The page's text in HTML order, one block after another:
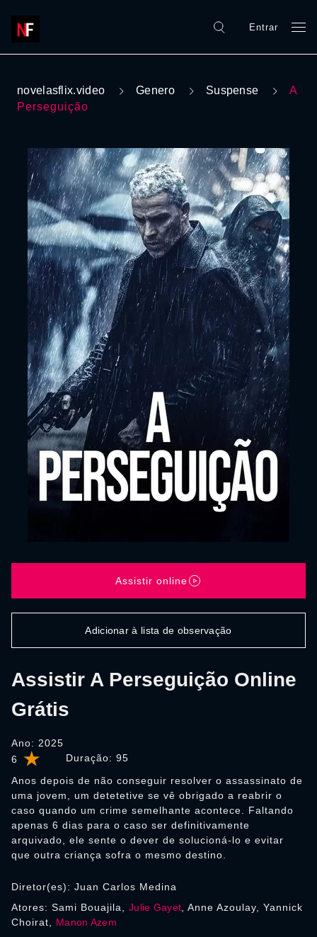
Entrar
novelasflix.video Genero Suspense
A
Perseguição
6 Duração: 95
Assistir A Perseguição Online
Grátis
Ano: 2025
Anos depois de não conseguir resolver o assassinato de
uma jovem, um detetetive se vê obrigado a reabrir o
caso quando um crime semelhante acontece. Faltando
apenas 6 dias para o caso ser definitivamente
arquivado, ele sente o dever de solucioná-lo e evitar
que outra criança sofra o mesmo destino.
Assistir online
Adicionar à lista de observação
Diretor(es): Juan Carlos Medina
Atores: Sami Bouajila, Julie Gayet , Anne Azoulay, Yannick
Choirat, Manon Azem